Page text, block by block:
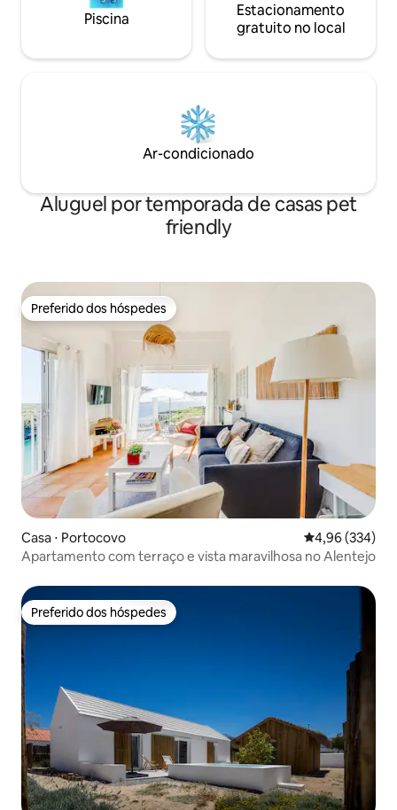
Piscina
Estacionamento
gratuito no local
Ar-condicionado
Aluguel por temporada de casas pet
friendly
Preferido dos hóspedes
Preferido dos hóspedes
Casa ⋅ Portocovo 4,96 de uma
4,96 (334)
Apartamento com terraço e vista maravilhosa no Alentejo
Preferido dos hóspedes
Preferido dos hóspedes